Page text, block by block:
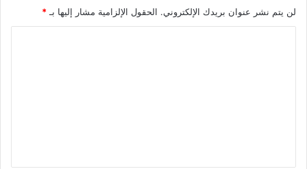
لن يتم نشر عنوان بريدك الإلكتروني. الحقول الإلزامية مشار إليها بـ *